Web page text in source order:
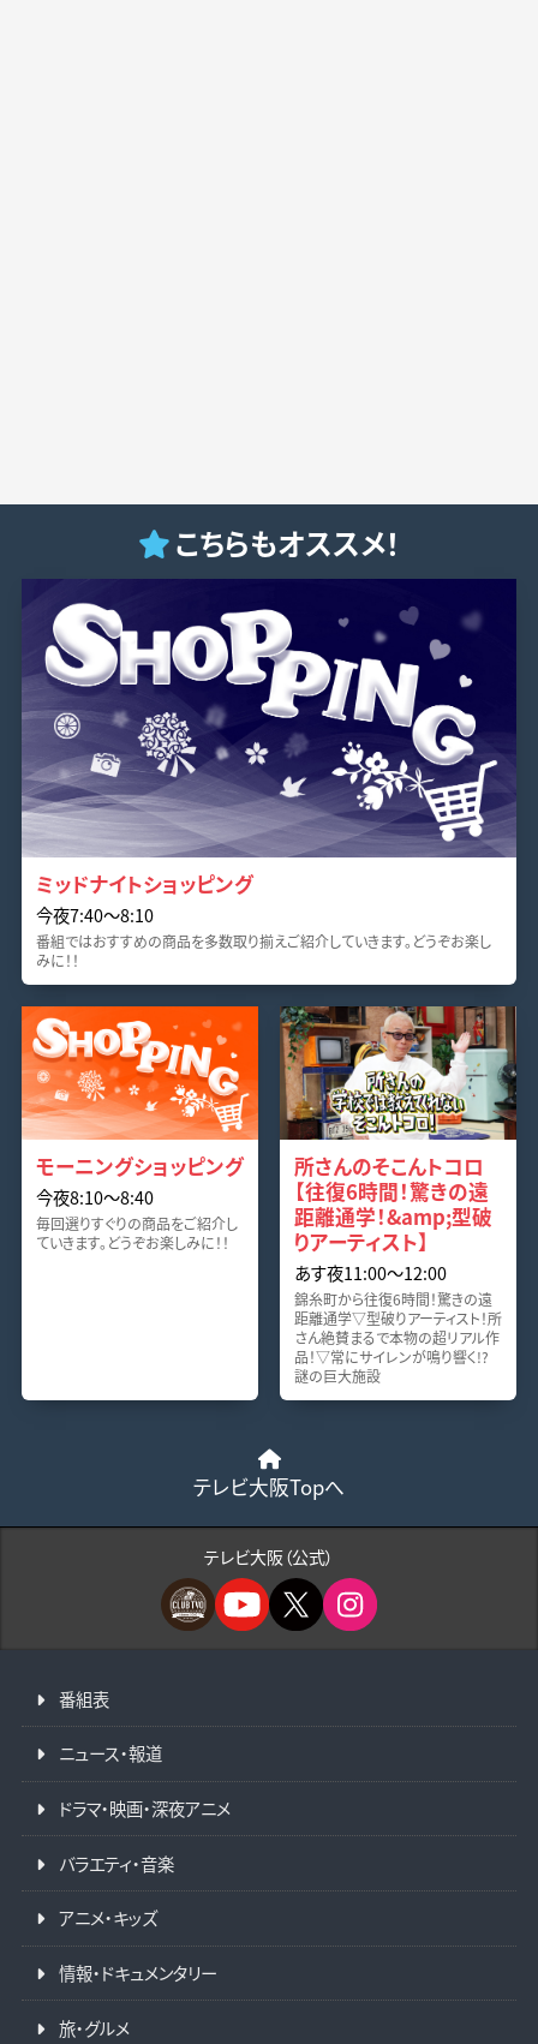
こちらもオススメ！
ミッドナイトショッピング
今夜7:40〜8:10
番組ではおすすめの商品を多数取り揃えご紹介していきます。どうぞお楽し
みに！！
モーニングショッピング
今夜8:10〜8:40
毎回選りすぐりの商品をご紹介し
ていきます。どうぞお楽しみに！！
所さんのそこんトコロ
【往復6時間！驚きの遠
距離通学！&amp;型破
りアーティスト】
あす夜11:00〜12:00
錦糸町から往復6時間！驚きの遠
距離通学▽型破りアーティスト！所
さん絶賛まるで本物の超リアル作
品！▽常にサイレンが鳴り響く!?
謎の巨大施設
テレビ大阪Topへ
テレビ大阪（公式）
番組表
ニュース・報道
ドラマ・映画・深夜アニメ
バラエティ・音楽
アニメ・キッズ
情報・ドキュメンタリー
旅・グルメ